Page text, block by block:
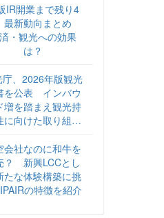
DMOのリアル
vol.6】
IR開業まで残り4
最新動向まとめ
・観光への効果
は？
庁、2026年版観光
を公表 インバウ
増を踏まえ観光持
に向けた取り組み
会社なのに和牛を
？ 新興LCCとし
たな体験構築に挑
の特徴を紹介